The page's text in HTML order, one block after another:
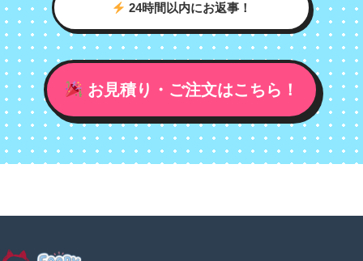
24時間以内にお返事！
お見積り・ご注文はこちら！